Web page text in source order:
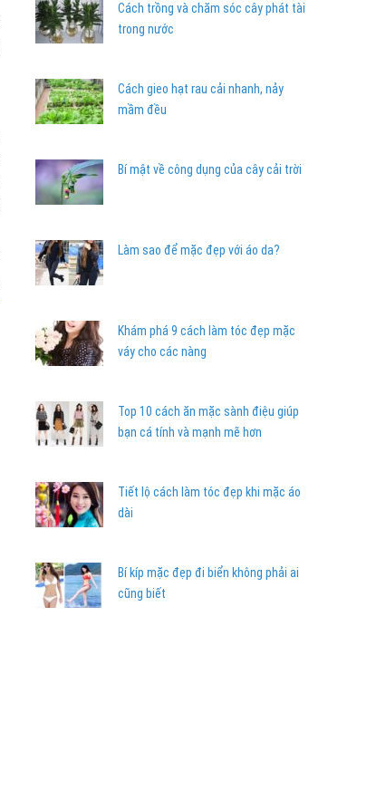
Cách trồng và chăm sóc cây phát tài
trong nước
Cách gieo hạt rau cải nhanh, nảy
mầm đều
Bí mật về công dụng của cây cải trời
Làm sao để mặc đẹp với áo da?
Khám phá 9 cách làm tóc đẹp mặc
váy cho các nàng
Top 10 cách ăn mặc sành điệu giúp
bạn cá tính và mạnh mẽ hơn
Tiết lộ cách làm tóc đẹp khi mặc áo
dài
Bí kíp mặc đẹp đi biển không phải ai
cũng biết